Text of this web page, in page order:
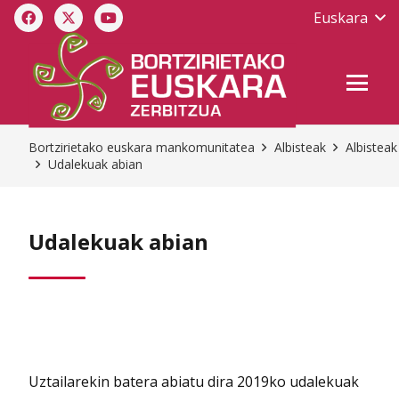
Euskara
Bortzirietako euskara mankomunitatea Albisteak
Albisteak
Udalekuak abian
Udalekuak abian
Uztailarekin batera abiatu dira 2019ko udalekuak